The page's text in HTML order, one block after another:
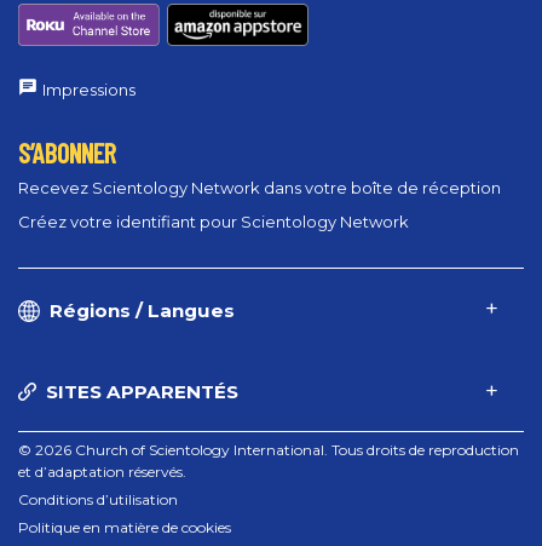
Impressions
S’ABONNER
Recevez Scientology Network dans votre boîte de réception
Créez votre identifiant pour Scientology Network
Régions / Langues
SITES APPARENTÉS
© 2026 Church of Scientology International. Tous droits de reproduction
et d’adaptation réservés.
Conditions d’utilisation
Politique en matière de cookies